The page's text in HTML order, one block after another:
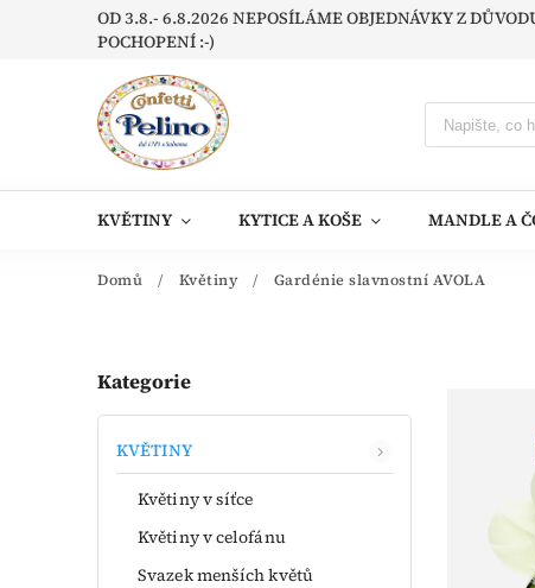
OD 3.8.- 6.8.2026 NEPOSÍLÁME OBJEDNÁVKY Z
POCHOPENÍ :-)
KVĚTINY KYTICE A KOŠE MANDLE A
Domů / Květiny / Gardénie slavnostní AVOLA
Kategorie
KVĚTINY
Květiny v síťce
Květiny v celofánu
Svazek menších květů